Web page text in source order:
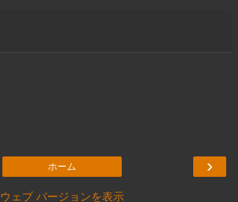
›
ホーム
ウェブ バージョンを表示